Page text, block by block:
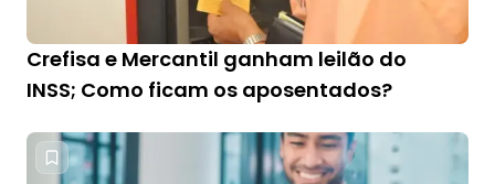
Crefisa e Mercantil ganham leilão do
INSS; Como ficam os aposentados?